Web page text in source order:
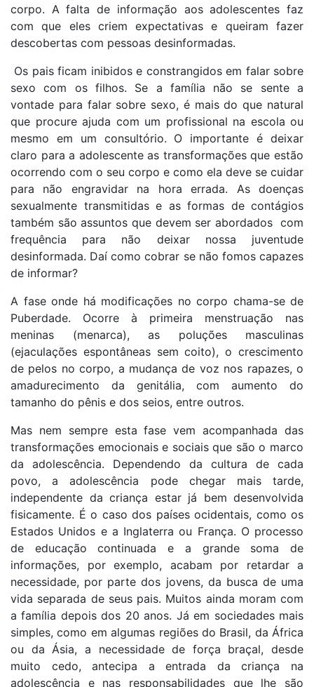
corpo. A falta de informação aos adolescentes faz
com que eles criem expectativas e queiram fazer
descobertas com pessoas desinformadas.
Os pais ficam inibidos e constrangidos em falar sobre
sexo com os filhos. Se a família não se sente a
vontade para falar sobre sexo, é mais do que natural
que procure ajuda com um profissional na escola ou
mesmo em um consultório. O importante é deixar
claro para a adolescente as transformações que estão
ocorrendo com o seu corpo e como ela deve se cuidar
para não engravidar na hora errada. As doenças
sexualmente transmitidas e as formas de contágios
também são assuntos que devem ser abordados com
frequência para não deixar nossa juventude
desinformada. Daí como cobrar se não fomos capazes
de informar?
A fase onde há modificações no corpo chama-se de
Puberdade. Ocorre à primeira menstruação nas
meninas (menarca), as poluções masculinas
(ejaculações espontâneas sem coito), o crescimento
de pelos no corpo, a mudança de voz nos rapazes, o
amadurecimento da genitália, com aumento do
tamanho do pênis e dos seios, entre outros.
Mas nem sempre esta fase vem acompanhada das
transformações emocionais e sociais que são o marco
da adolescência. Dependendo da cultura de cada
povo, a adolescência pode chegar mais tarde,
independente da criança estar já bem desenvolvida
fisicamente. É o caso dos países ocidentais, como os
Estados Unidos e a Inglaterra ou França. O processo
de educação continuada e a grande soma de
informações, por exemplo, acabam por retardar a
necessidade, por parte dos jovens, da busca de uma
vida separada de seus pais. Muitos ainda moram com
a família depois dos 20 anos. Já em sociedades mais
simples, como em algumas regiões do Brasil, da África
ou da Ásia, a necessidade de força braçal, desde
muito cedo, antecipa a entrada da criança na
adolescência e nas responsabilidades que lhe são